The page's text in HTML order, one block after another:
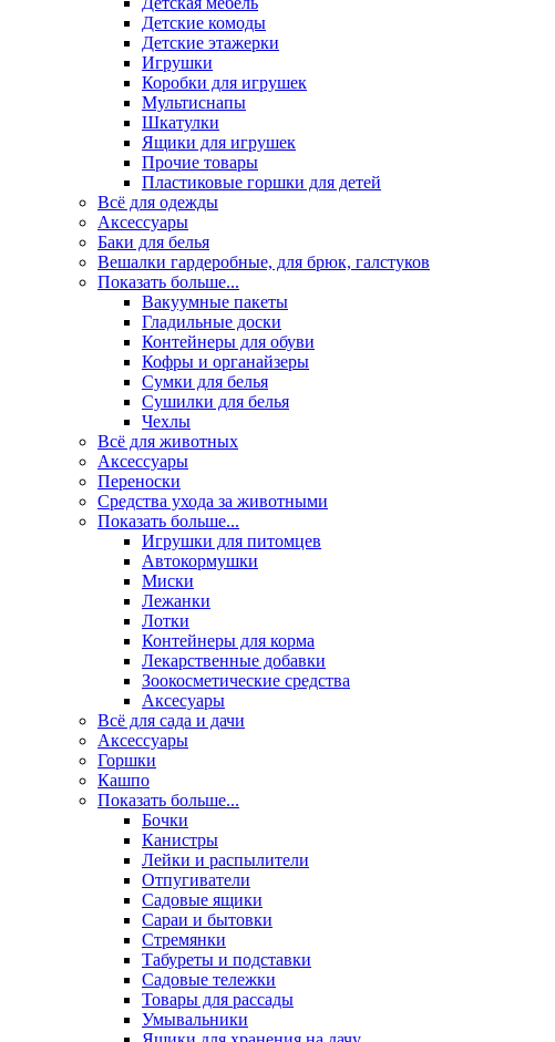
Детские комоды
Детские этажерки
Игрушки
Коробки для игрушек
Мультиснапы
Шкатулки
Ящики для игрушек
Прочие товары
Пластиковые горшки для детей
Всё для одежды
Аксессуары
Баки для белья
Вешалки гардеробные, для брюк, галстуков
Показать больше...
Вакуумные пакеты
Гладильные доски
Контейнеры для обуви
Кофры и органайзеры
Сумки для белья
Сушилки для белья
Чехлы
Всё для животных
Аксесcуары
Переноски
Средства ухода за животными
Показать больше...
Игрушки для питомцев
Автокормушки
Миски
Лежанки
Лотки
Контейнеры для корма
Лекарственные добавки
Зоокосметические средства
Аксесуары
Всё для сада и дачи
Аксессуары
Горшки
Кашпо
Показать больше...
Бочки
Канистры
Лейки и распылители
Отпугиватели
Садовые ящики
Сараи и бытовки
Стремянки
Табуреты и подставки
Садовые тележки
Товары для рассады
Умывальники